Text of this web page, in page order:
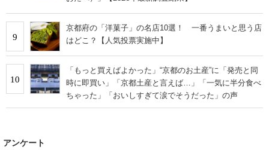
9
京都府の「洋菓子」の名店10選！ 一番うまいと思う店
はどこ？【人気投票実施中】
10
「もっと買えばよかった」“京都のお土産”に「発売と同
時に即買い」「京都土産と言えば…」「一気に半分食べ
ちゃった」「おいしすぎて涙でそうだった」の声
アンケート